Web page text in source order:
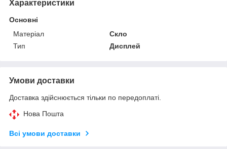
Характеристики
Основні
Матеріал
Скло
Тип
Дисплей
Умови доставки
Доставка здійснюється тільки по передоплаті.
Нова Пошта
Всі умови доставки